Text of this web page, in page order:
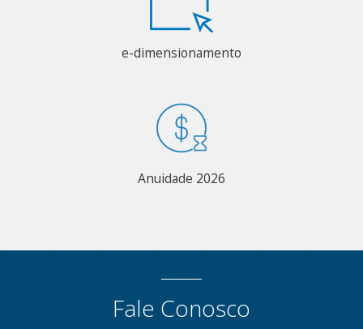
e-dimensionamento
Anuidade 2026
Fale Conosco